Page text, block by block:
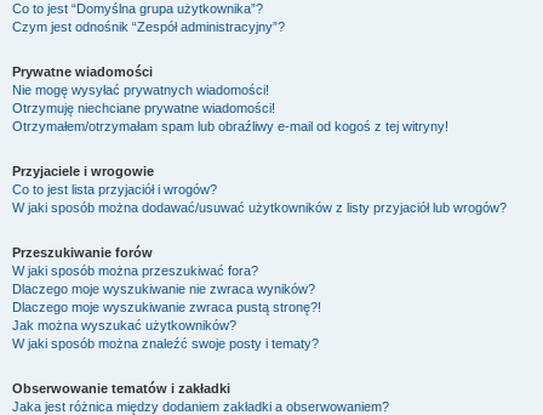
Co to jest “Domyślna grupa użytkownika”?
Czym jest odnośnik “Zespół administracyjny”?
Prywatne wiadomości
Nie mogę wysyłać prywatnych wiadomości!
Otrzymuję niechciane prywatne wiadomości!
Otrzymałem/otrzymałam spam lub obraźliwy e-mail od kogoś z tej witryny!
Przyjaciele i wrogowie
Co to jest lista przyjaciół i wrogów?
W jaki sposób można dodawać/usuwać użytkowników z listy przyjaciół lub wrogów?
Przeszukiwanie forów
W jaki sposób można przeszukiwać fora?
Dlaczego moje wyszukiwanie nie zwraca wyników?
Dlaczego moje wyszukiwanie zwraca pustą stronę?!
Jak można wyszukać użytkowników?
W jaki sposób można znaleźć swoje posty i tematy?
Obserwowanie tematów i zakładki
Jaka jest różnica między dodaniem zakładki a obserwowaniem?